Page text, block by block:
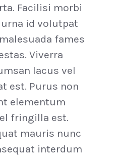
Facilisi morbi
id volutpat
fames
Viverra
lacus vel
est. Purus non
elementum
fringilla est.
mauris nunc
interdum